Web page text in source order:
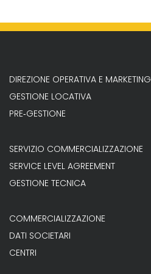
DIREZIONE OPERATIVA E MARKETING
GESTIONE LOCATIVA
PRE‐GESTIONE
SERVIZIO COMMERCIALIZZAZIONE
SERVICE LEVEL AGREEMENT
GESTIONE TECNICA
COMMERCIALIZZAZIONE
DATI SOCIETARI
CENTRI